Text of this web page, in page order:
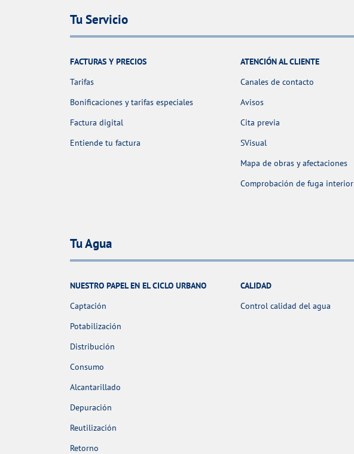
Tu Servicio
FACTURAS Y PRECIOS
Tarifas
Bonificaciones y tarifas especiales
Factura digital
Entiende tu factura
ATENCIÓN AL CLIENTE
Canales de contacto
Avisos
Cita previa
SVisual
Mapa de obras y afectaciones
Comprobación de fuga interior
Tu Agua
NUESTRO PAPEL EN EL CICLO URBANO
Captación
Potabilización
Distribución
Consumo
Alcantarillado
Depuración
Reutilización
Retorno
CALIDAD
Control calidad del agua